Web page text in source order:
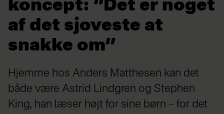
koncept: “Det er noget
af det sjoveste at
snakke om”
Hjemme hos Anders Matthesen kan det
både være Astrid Lindgren og Stephen
King, han læser højt for sine børn – for det